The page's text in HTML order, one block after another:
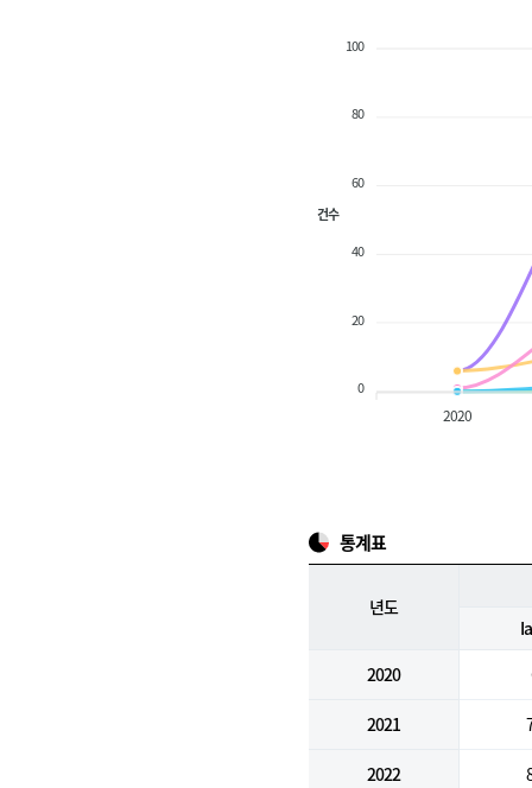
100
80
60
40
20
0
건수
2020
통계표
년도
2020
2021
2022